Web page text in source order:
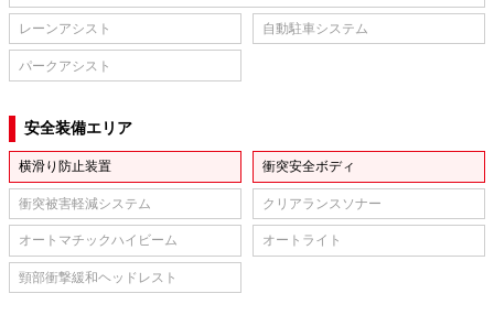
レーンアシスト 自動駐車システム
パークアシスト
安全装備エリア
横滑り防止装置 衝突安全ボディ
衝突被害軽減システム クリアランスソナー
オートマチックハイビーム オートライト
頸部衝撃緩和ヘッドレスト